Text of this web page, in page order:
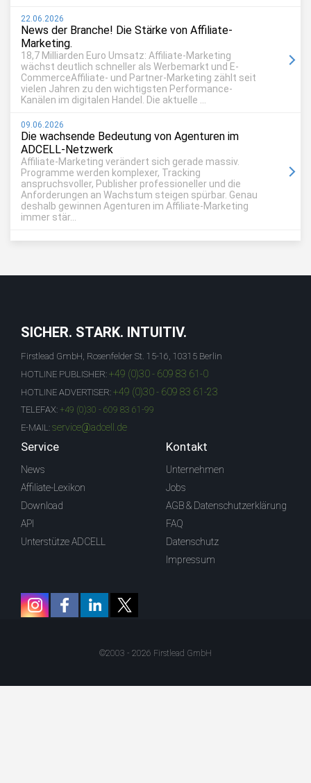
22.06.2026
News der Branche! Die Stärke von Affiliate-
Marketing.
18,7 Milliarden Euro Umsatz: Affiliate-Marketing
wächst deutlich schneller als Werbemarkt und E-
CommerceAffiliate- und Partner-Marketing zählt seit
vielen Jahren zu den wichtigsten Performance-
Kanälen im digitalen Handel. Die aktuelle ...
09.06.2026
Die wachsende Bedeutung von Agenturen im
ADCELL-Netzwerk
Affiliate-Marketing verändert sich gerade massiv.
Programme werden komplexer, Tracking
anspruchsvoller, Publisher professioneller und die
Anforderungen an Wachstum steigen spürbar. Genau
deshalb gewinnen Agenturen im Affiliate-Marketing
immer stär...
SICHER. STARK. INTUITIV.
Firstlead GmbH, Rosenfelder St. 15-16, 10315 Berlin
HOTLINE PUBLISHER: +49 (0)30 - 609 83 61-0
HOTLINE ADVERTISER: +49 (0)30 - 609 83 61-23
TELEFAX: +49 (0)30 - 609 83 61-99
E-MAIL: service@adcell.de
Service
News
Affiliate-Lexikon
Download
API
Unterstütze ADCELL
Kontakt
Unternehmen
Jobs
AGB & Datenschutzerklärung
FAQ
Datenschutz
Impressum
©2003 - 2026 Firstlead GmbH